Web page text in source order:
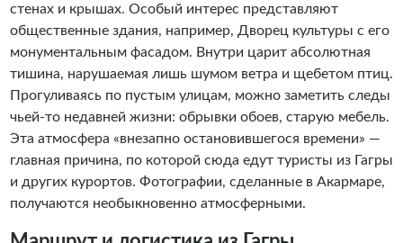
стенах и крышах. Особый интерес представляют
общественные здания, например, Дворец культуры с его
монументальным фасадом. Внутри царит абсолютная
тишина, нарушаемая лишь шумом ветра и щебетом птиц.
Прогуливаясь по пустым улицам, можно заметить следы
чьей-то недавней жизни: обрывки обоев, старую мебель.
Эта атмосфера «внезапно остановившегося времени» —
главная причина, по которой сюда едут туристы из Гагры
и других курортов. Фотографии, сделанные в Акармаре,
получаются необыкновенно атмосферными.